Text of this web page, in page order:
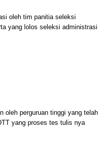
oleh tim panitia seleksi
yang lolos seleksi administrasi
oleh perguruan tinggi yang telah
yang proses tes tulis nya